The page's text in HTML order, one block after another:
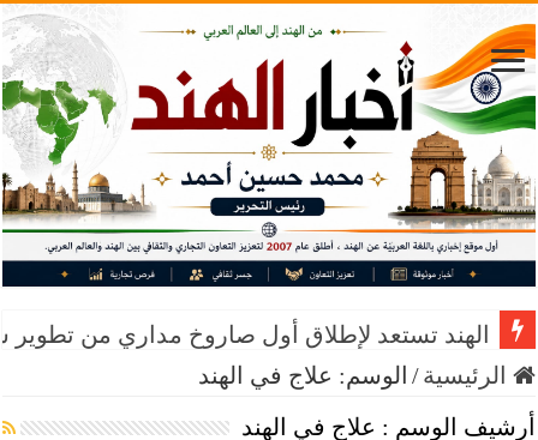
الهند تستعد لإطلاق أول صاروخ مداري من
الرئيسية/ الوسم: علاج في الهند
أرشيف الوسم : علاج في الهند